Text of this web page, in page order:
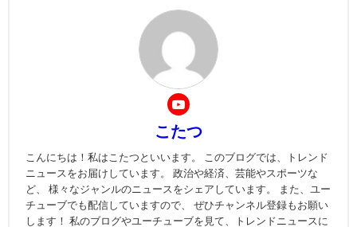
こたつ
こんにちは！私はこたつといいます。 このブログでは、トレンド
ニュースをお届けしています。 政治や経済、芸能やスポーツな
ど、 様々なジャンルのニュースをシェアしています。 また、ユー
チューブでも配信していますので、 ぜひチャンネル登録もお願い
します！ 私のブログやユーチューブを見て、トレンドニュースに